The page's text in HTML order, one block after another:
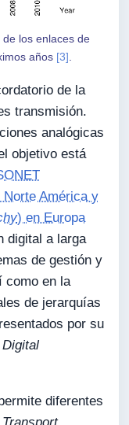
los enlaces de
años [3]
de la
transmisión.
analógicas
objetivo está
Norte América y
) en Europa
digital a larga
de gestión y
como en la
de jerarquías
por su
diferentes